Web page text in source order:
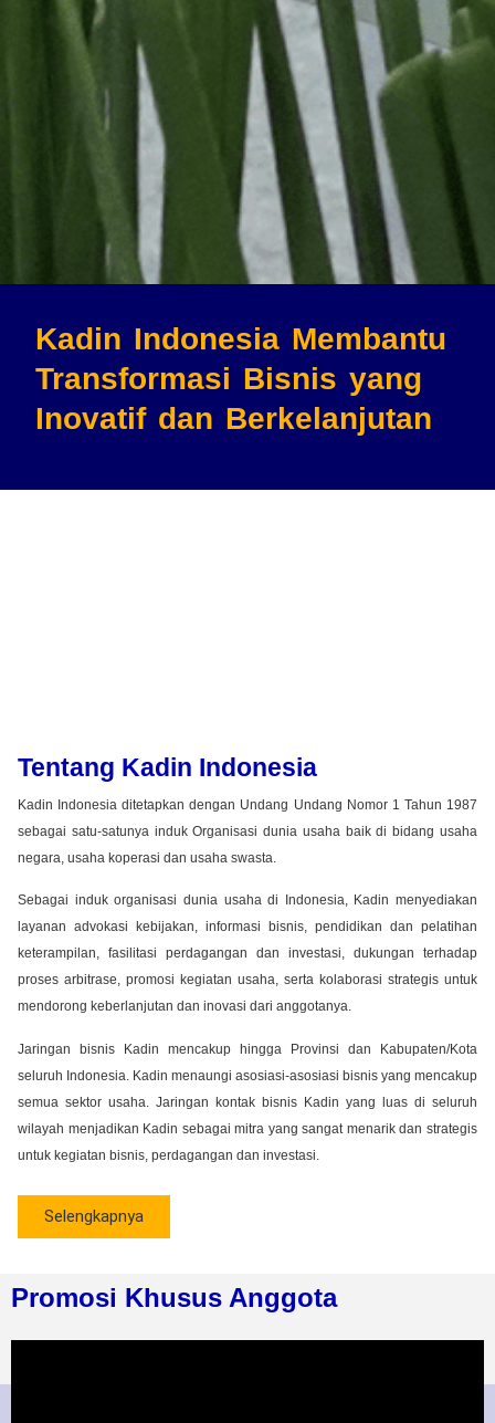
Kadin Indonesia Membantu
Transformasi Bisnis yang
Inovatif dan Berkelanjutan
Tentang Kadin Indonesia
Kadin Indonesia ditetapkan dengan Undang Undang Nomor 1 Tahun 1987
sebagai satu-satunya induk Organisasi dunia usaha baik di bidang usaha
negara, usaha koperasi dan usaha swasta.
Sebagai induk organisasi dunia usaha di Indonesia, Kadin menyediakan
layanan advokasi kebijakan, informasi bisnis, pendidikan dan pelatihan
keterampilan, fasilitasi perdagangan dan investasi, dukungan terhadap
proses arbitrase, promosi kegiatan usaha, serta kolaborasi strategis untuk
mendorong keberlanjutan dan inovasi dari anggotanya.
Jaringan bisnis Kadin mencakup hingga Provinsi dan Kabupaten/Kota
seluruh Indonesia. Kadin menaungi asosiasi-asosiasi bisnis yang mencakup
semua sektor usaha. Jaringan kontak bisnis Kadin yang luas di seluruh
wilayah menjadikan Kadin sebagai mitra yang sangat menarik dan strategis
untuk kegiatan bisnis, perdagangan dan investasi.
Selengkapnya
Promosi Khusus Anggota